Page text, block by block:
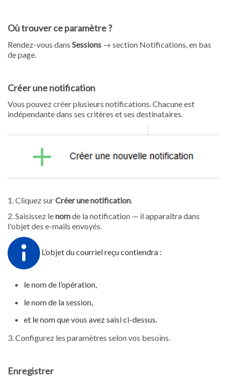
Où trouver ce paramètre ?
Rendez-vous dans Sessions → section Notifications, en bas
de page.
Créer une notification
Vous pouvez créer plusieurs notifications. Chacune est
indépendante dans ses critères et ses destinataires.
1. Cliquez surCréer une notification.
2. Saisissez lenomde la notification — il apparaîtra dans
l'objet des e-mails envoyés.
L’objet du courriel reçu contiendra :
le nom de l’opération,
le nom de la session,
et le nom que vous avez saisi ci-dessus.
3. Configurez les paramètres selon vos besoins.
Enregistrer